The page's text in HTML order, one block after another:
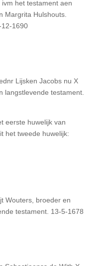
het testament aen
Margrita Hulshouts.
1690
Lijsken Jacobs nu X
langstlevende testament.
eerste huwelijk van
het tweede huwelijk:
Wouters, broeder en
testament. 13-5-1678